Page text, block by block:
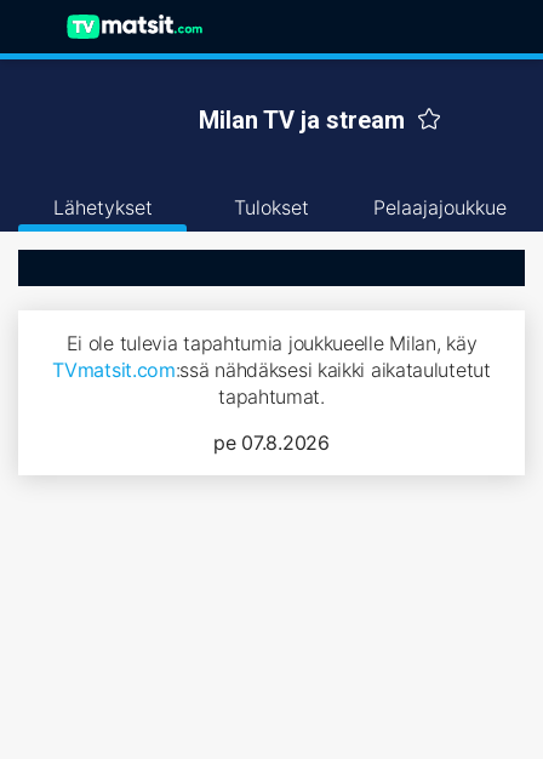
Milan TV ja stream
Lähetykset Tulokset Pelaajajoukkue
Ei ole tulevia tapahtumia joukkueelle Milan, käy
TVmatsit.com:ssä nähdäksesi kaikki aikataulutetut
tapahtumat.
pe 07.8.2026